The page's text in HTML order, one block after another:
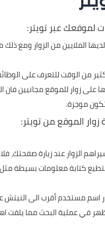
لموقعك عبر تويتر:
من الوقت للتعرف على
زوار للموقع مجانيين فان
موجزة.
الموقع من تويتر:
عند زيارة صفحتك، فلا
كتابة معلومات بسيطة